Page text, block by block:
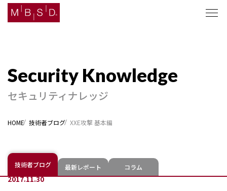
セキュリティナレッジ
ニュース
セキュリティナレッジ
HOME 技術者ブログ XXE攻撃 基本編
技術者ブログ 最新レポート コラム
2017.11.30